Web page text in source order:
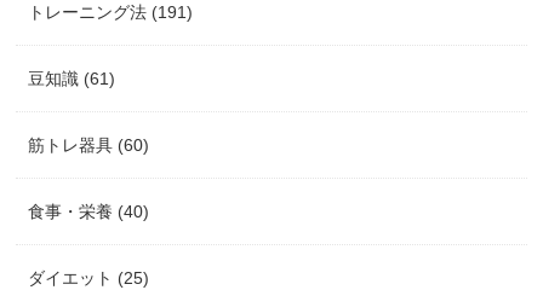
トレーニング法 (191)
豆知識 (61)
筋トレ器具 (60)
食事・栄養 (40)
ダイエット (25)